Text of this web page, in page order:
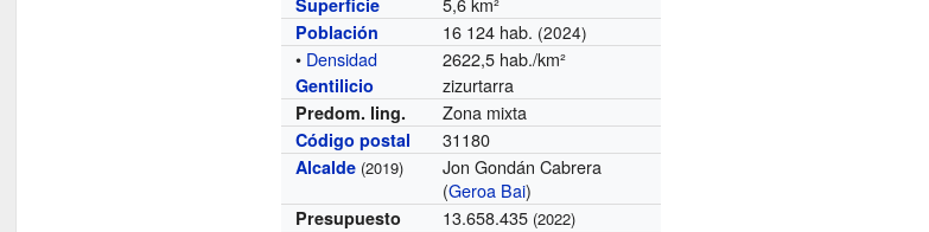
Superficie
Población 16 124 hab. (2024)
• Densidad 2622,5 hab./km²
Gentilicio zizurtarra
Predom. ling. Zona mixta
Código postal 31180
Alcalde (2019)
Jon Gondán Cabrera
(Geroa Bai)
Presupuesto 13.658.435 (2022)